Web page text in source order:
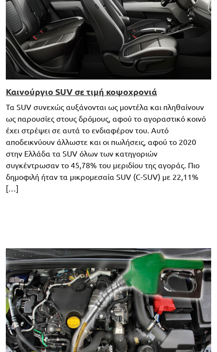
Καινούργιο SUV σε τιμή κοψοχρονιά
Τα SUV συνεχώς αυξάνονται ως μοντέλα και πληθαίνουν
ως παρουσίες στους δρόμους, αφού το αγοραστικό κοινό
έχει στρέψει σε αυτά το ενδιαφέρον του. Αυτό
αποδεικνύουν άλλωστε και οι πωλήσεις, αφού το 2020
στην Ελλάδα τα SUV όλων των κατηγοριών
συγκέντρωσαν το 45,78% του μεριδίου της αγοράς. Πιο
δημοφιλή ήταν τα μικρομεσαία SUV (C-SUV) με 22,11%
[…]